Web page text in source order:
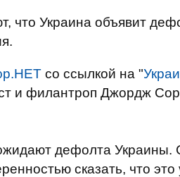
что Украина объявит
со ссылкой на "
и филантроп Джордж
дефолта Украины.
сказать, что